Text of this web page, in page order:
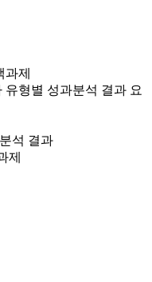
제
유형별 성과분석 결과 요
석 결과
제